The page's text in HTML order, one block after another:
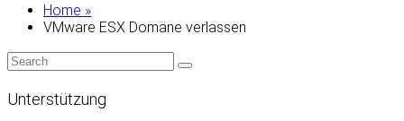
Home »
VMware ESX Domäne verlassen
Unterstützung